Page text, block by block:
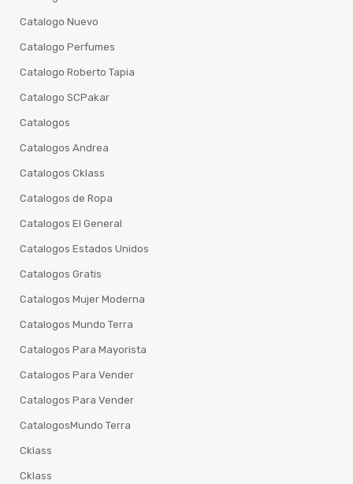
Catalogo Nuevo
Catalogo Perfumes
Catalogo Roberto Tapia
Catalogo SCPakar
Catalogos
Catalogos Andrea
Catalogos Cklass
Catalogos de Ropa
Catalogos El General
Catalogos Estados Unidos
Catalogos Gratis
Catalogos Mujer Moderna
Catalogos Mundo Terra
Catalogos Para Mayorista
Catalogos Para Vender
Catalogos Para Vender
CatalogosMundo Terra
Cklass
Cklass